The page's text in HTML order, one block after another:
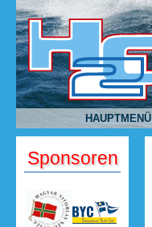
Direkt zum Inhalt
HAUPTMENÜ
Sponsoren